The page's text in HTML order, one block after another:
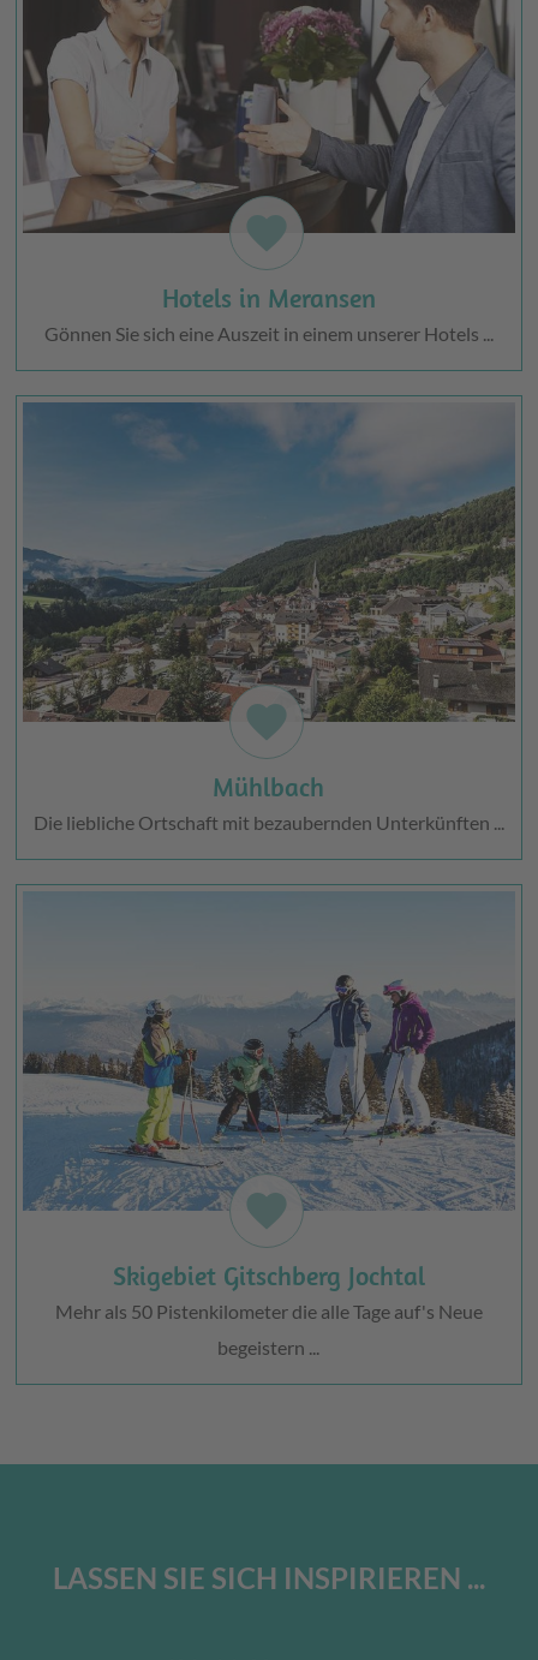
favorite
Hotels in Meransen
Gönnen Sie sich eine Auszeit in einem unserer Hotels ...
favorite
Mühlbach
Die liebliche Ortschaft mit bezaubernden Unterkünften ...
favorite
Skigebiet Gitschberg Jochtal
Mehr als 50 Pistenkilometer die alle Tage auf's Neue
begeistern ...
LASSEN SIE SICH INSPIRIEREN ...